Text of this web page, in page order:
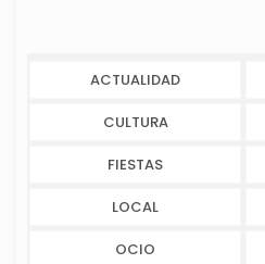
ACTUALIDAD
CULTURA
FIESTAS
LOCAL
OCIO